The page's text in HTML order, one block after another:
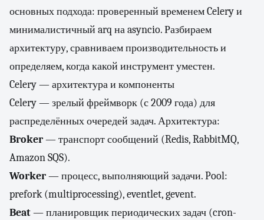
основных подхода: проверенный временем Celery и
минималистичный arq на asyncio. Разбираем
архитектуру, сравниваем производительность и
определяем, когда какой инструмент уместен.
Celery — архитектура и компоненты
Celery — зрелый фреймворк (с 2009 года) для
распределённых очередей задач. Архитектура:
Broker— транспорт сообщений (Redis, RabbitMQ,
Amazon SQS).
Worker— процесс, выполняющий задачи. Pool:
prefork (multiprocessing), eventlet, gevent.
Beat— планировщик периодических задач (cron-